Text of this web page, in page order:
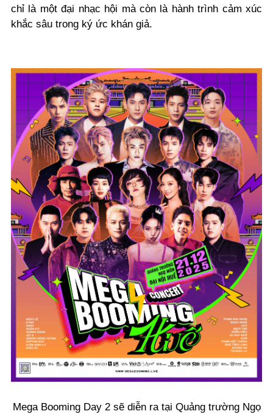
chỉ là một đại nhạc hội mà còn là hành trình cảm xúc
khắc sâu trong ký ức khán giả.
Mega Booming Day 2 sẽ diễn ra tại Quảng trường Ngọ